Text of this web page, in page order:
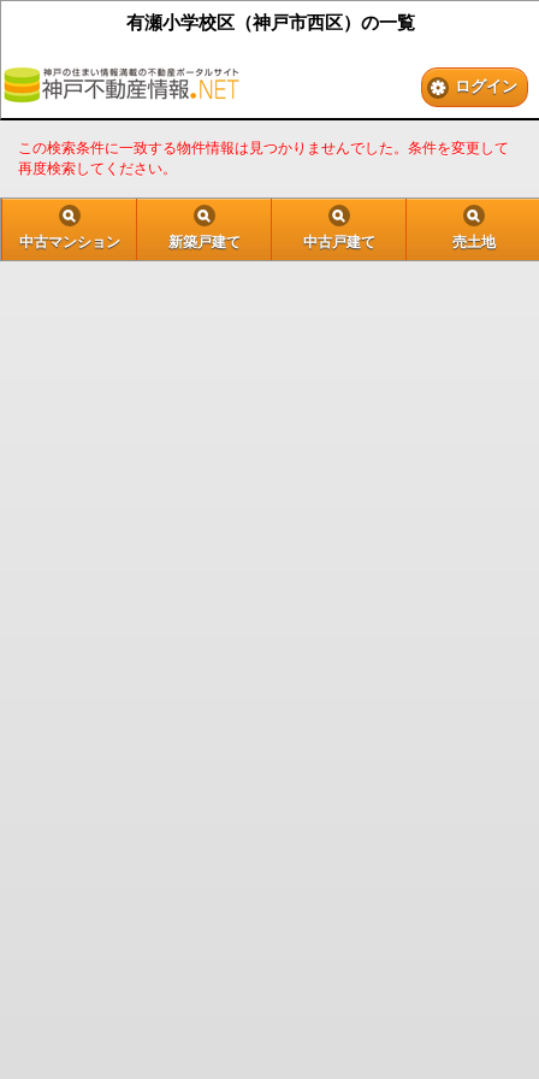
有瀬小学校区（神戸市西区）の一覧
ログイン
この検索条件に一致する物件情報は見つかりませんでした。条件を変更して
再度検索してください。
中古マンション 新築戸建て 中古戸建て 売土地